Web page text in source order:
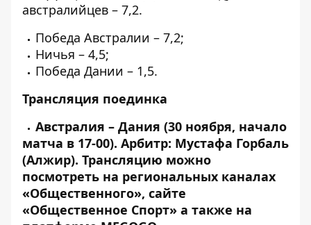
австралийцев – 7,2.
Победа Австралии – 7,2;
Ничья – 4,5;
Победа Дании – 1,5.
Трансляция поединка
Австралия – Дания (30 ноября, начало
матча в 17-00). Арбитр: Мустафа Горбаль
(Алжир). Трансляцию можно
посмотреть на региональных каналах
«Общественного», сайте
«Общественное Спорт» а также на